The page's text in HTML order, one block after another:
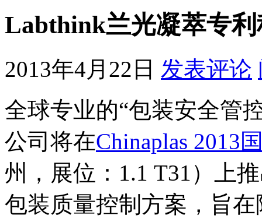
Labthink兰光凝萃专利
2013年4月22日 发表评论
全球专业的“包装安全管
公司将在Chinaplas 2013
州，展位：1.1 T31）上
包装质量控制方案，旨